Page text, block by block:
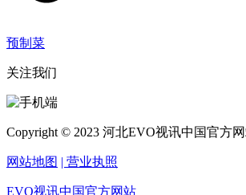
预制菜
关注我们
Copyright © 2023 河北EVO视讯中国官方
网站地图 | 营业执照
EVO视讯中国官方网站